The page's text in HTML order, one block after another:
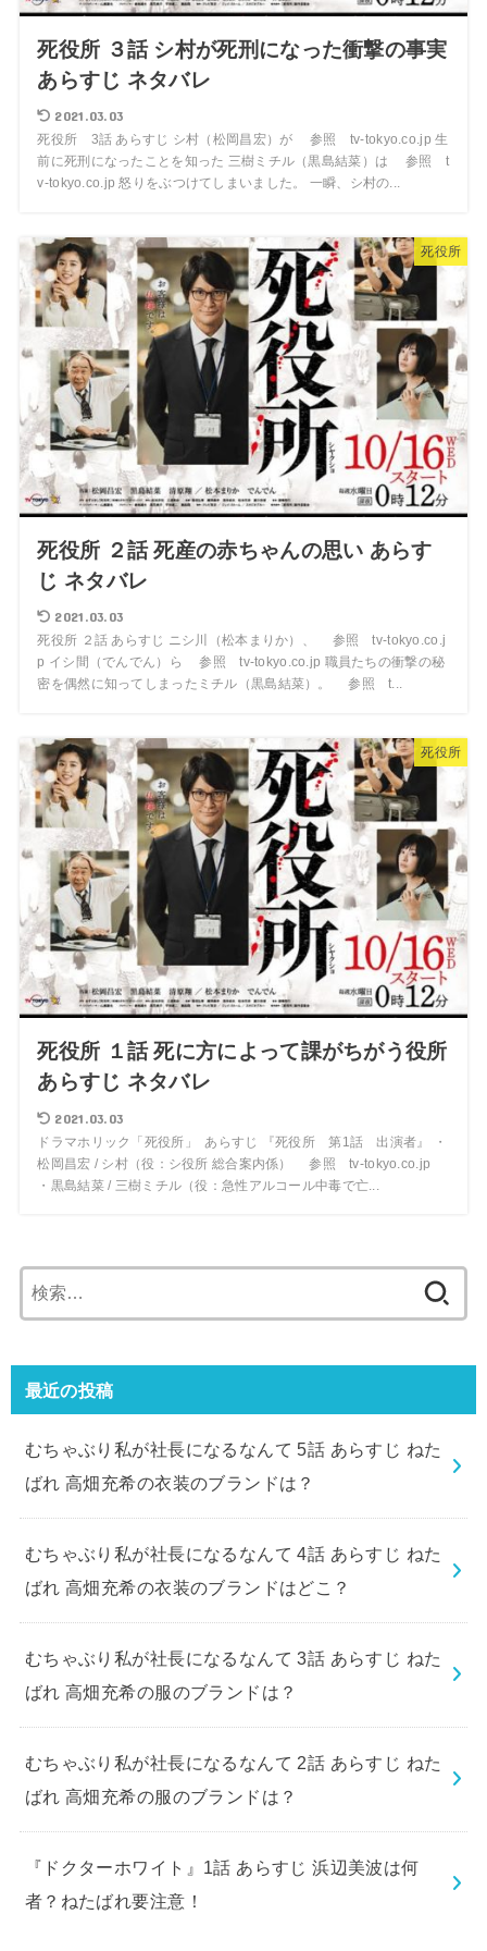
死役所 ３話 シ村が死刑になった衝撃の事実
あらすじ ネタバレ
2021.03.03
死役所 3話 あらすじ シ村（松岡昌宏）が 参照 tv-tokyo.co.jp 生
前に死刑になったことを知った 三樹ミチル（黒島結菜）は 参照 t
v-tokyo.co.jp 怒りをぶつけてしまいました。 一瞬、シ村の...
死役所
死役所 ２話 死産の赤ちゃんの思い あらす
じ ネタバレ
2021.03.03
死役所 ２話 あらすじ ニシ川（松本まりか）、 参照 tv-tokyo.co.j
p イシ間（でんでん）ら 参照 tv-tokyo.co.jp 職員たちの衝撃の秘
密を偶然に知ってしまったミチル（黒島結菜）。 参照 t...
死役所
死役所 １話 死に方によって課がちがう役所
あらすじ ネタバレ
2021.03.03
ドラマホリック「死役所」 あらすじ 『死役所 第1話 出演者』 ・
松岡昌宏 / シ村（役：シ役所 総合案内係） 参照 tv-tokyo.co.jp
・黒島結菜 / 三樹ミチル（役：急性アルコール中毒で亡...
索:
最近の投稿
むちゃぶり私が社長になるなんて 5話 あらすじ ねた
ばれ 高畑充希の衣装のブランドは？
むちゃぶり私が社長になるなんて 4話 あらすじ ねた
ばれ 高畑充希の衣装のブランドはどこ？
むちゃぶり私が社長になるなんて 3話 あらすじ ねた
ばれ 高畑充希の服のブランドは？
むちゃぶり私が社長になるなんて 2話 あらすじ ねた
ばれ 高畑充希の服のブランドは？
『ドクターホワイト』1話 あらすじ 浜辺美波は何
者？ねたばれ要注意！